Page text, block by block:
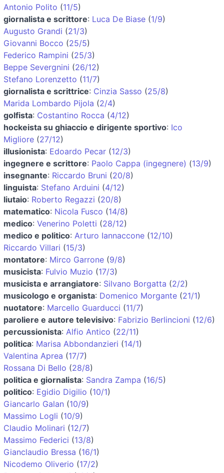
Antonio Polito (11/5)
giornalista e scrittore: Luca De Biase (1/9)
Augusto Grandi (21/3)
Giovanni Bocco (25/5)
Federico Rampini (25/3)
Beppe Severgnini (26/12)
Stefano Lorenzetto (11/7)
giornalista e scrittrice: Cinzia Sasso (25/8)
Marida Lombardo Pijola (2/4)
golfista: Costantino Rocca (4/12)
hockeista su ghiaccio e dirigente sportivo: Ico
Migliore (27/12)
illusionista: Edoardo Pecar (12/3)
ingegnere e scrittore: Paolo Cappa (ingegnere) (13/9)
insegnante: Riccardo Bruni (20/8)
linguista: Stefano Arduini (4/12)
liutaio: Roberto Regazzi (20/8)
matematico: Nicola Fusco (14/8)
medico: Venerino Poletti (28/12)
medico e politico: Arturo Iannaccone (12/10)
Riccardo Villari (15/3)
montatore: Mirco Garrone (9/8)
musicista: Fulvio Muzio (17/3)
musicista e arrangiatore: Silvano Borgatta (2/2)
musicologo e organista: Domenico Morgante (21/1)
nuotatore: Marcello Guarducci (11/7)
paroliere e autore televisivo: Fabrizio Berlincioni (12/6)
percussionista: Alfio Antico (22/11)
politica: Marisa Abbondanzieri (14/1)
Valentina Aprea (17/7)
Rossana Di Bello (28/8)
politica e giornalista: Sandra Zampa (16/5)
politico: Egidio Digilio (10/1)
Giancarlo Galan (10/9)
Massimo Logli (10/9)
Claudio Molinari (12/7)
Massimo Federici (13/8)
Gianclaudio Bressa (16/1)
Nicodemo Oliverio (17/2)